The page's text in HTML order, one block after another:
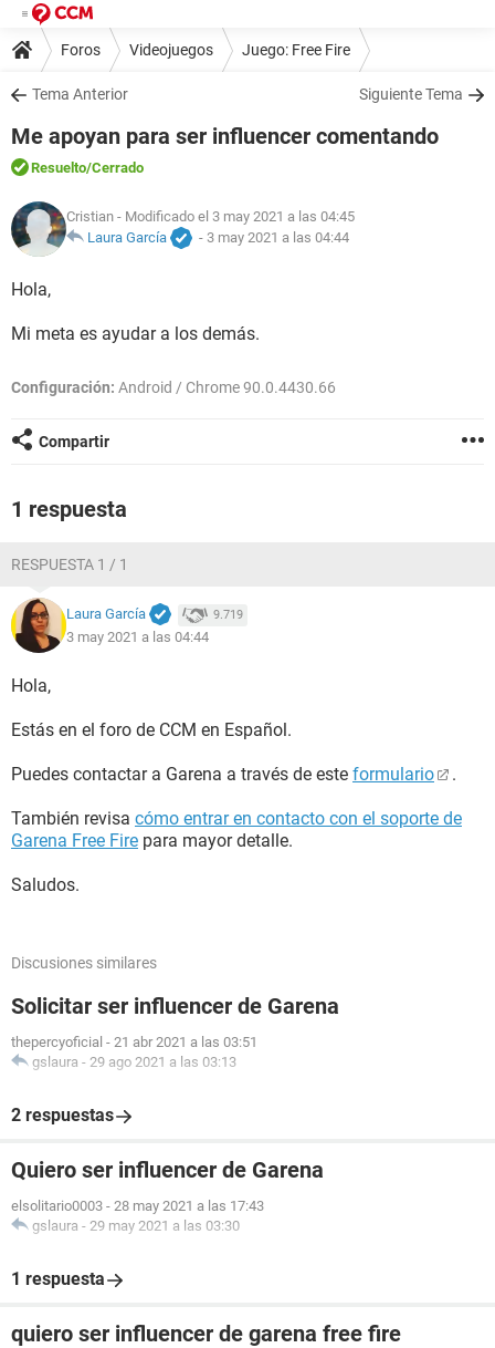
Foros Videojuegos Juego: Free Fire
Tema Anterior Siguiente Tema
Me apoyan para ser influencer comentando
Resuelto/Cerrado
Cristian - Modificado el 3 may 2021 a las 04:45
Laura García
- 3 may 2021 a las 04:44
Hola,
Mi meta es ayudar a los demás.
Configuración: Android / Chrome 90.0.4430.66
Compartir
1 respuesta
RESPUESTA 1 / 1
Laura García 9.719
3 may 2021 a las 04:44
Hola,
Estás en el foro de CCM en Español.
Puedes contactar a Garena a través de este formulario .
También revisa cómo entrar en contacto con el soporte de
Garena Free Fire para mayor detalle.
Saludos.
Discusiones similares
Solicitar ser influencer de Garena
thepercyoficial - 21 abr 2021 a las 03:51
gslaura - 29 ago 2021 a las 03:13
2 respuestas
Quiero ser influencer de Garena
elsolitario0003 - 28 may 2021 a las 17:43
gslaura - 29 may 2021 a las 03:30
1 respuesta
quiero ser influencer de garena free fire